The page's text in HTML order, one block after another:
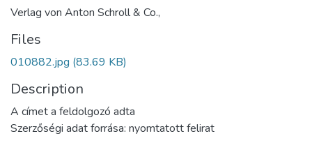
Verlag von Anton Schroll & Co.,
Files
010882.jpg (83.69 KB)
Description
A címet a feldolgozó adta
Szerzőségi adat forrása: nyomtatott felirat